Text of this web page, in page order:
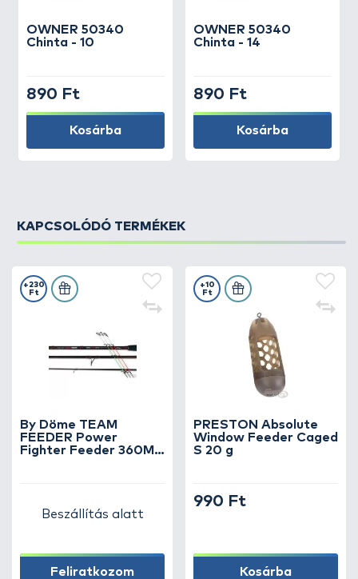
OWNER 50340
Chinta - 10
890 Ft
Kosárba
OWNER 50340
Chinta - 14
890 Ft
Kosárba
KAPCSOLÓDÓ TERMÉKEK
By Döme TEAM
FEEDER Power
Fighter Feeder 360MH
+230
Ft
Beszállítás alatt
Feliratkozom
PRESTON Absolute
Window Feeder Caged
S 20 g
+10
Ft
990 Ft
Kosárba